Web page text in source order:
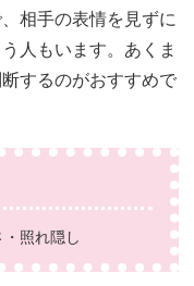
相手の表情を見ずに
人もいます。あくま
するのがおすすめで
照れ隠し